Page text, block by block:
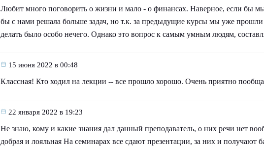
Любит много поговорить о жизни и мало - о финансах. Наверное, если бы мы
бы с нами решала больше задач, но т.к. за предыдущие курсы мы уже
делать было особо нечего. Однако это вопрос к самым умным людям,
15 июня 2022 в 00:48
Классная! Кто ходил на лекции -- все прошло хорошо. Очень приятно
22 января 2022 в 19:23
Не знаю, кому и какие знания дал данный преподаватель, о них речи нет
добрая и лояльная На семинарах все сдают презентации, за них и получают